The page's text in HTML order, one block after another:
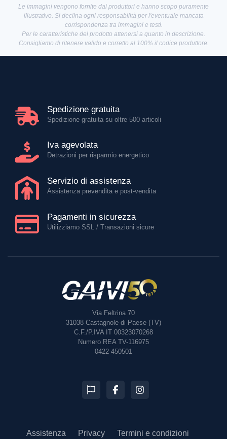
Le immagini vengono fornite dai produttori e hanno scopo puramente
illustrativo. Si declina ogni responsabilità per l'eventuale mancata
corrispondenza tra immagini e testi.
Per le caratteristiche del prodotto attenersi a quanto in descrizione.
Consigliamo di ritenere valido e corretto al 100% il codice produttore.
Spedizione gratuita
Spedizione gratuita su oltre 500 articoli
Iva agevolata
Detrazioni per risparmio energetico
Servizio di assistenza
Assistenza prevendita e post-vendita
Pagamenti in sicurezza
Utilizziamo SSL / Transazioni sicure
Via Feltrina 70
31038 Castagnole di Paese (TV)
C.F./P.IVA IT 00323070268
Numero REA TV-116975
0422 450501
Assistenza Privacy Termini e condizioni